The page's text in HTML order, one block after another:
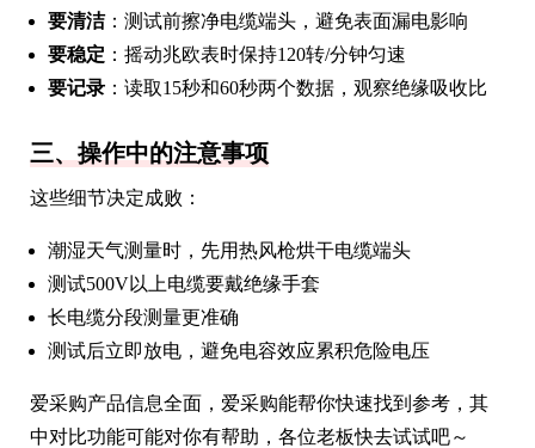
要清洁：测试前擦净电缆端头，避免表面漏电影响
要稳定 ：摇动兆欧表时保持120转/分钟匀速
要记录 ：读取15秒和60秒两个数据，观察绝缘吸收比
三、操作中的注意事项
这些细节决定成败：
潮湿天气测量时，先用热风枪烘干电缆端头
测试500V以上电缆要戴绝缘手套
长电缆分段测量更准确
测试后立即放电，避免电容效应累积危险电压
爱采购产品信息全面，爱采购能帮你快速找到参考，其
中对比功能可能对你有帮助，各位老板快去试试吧～